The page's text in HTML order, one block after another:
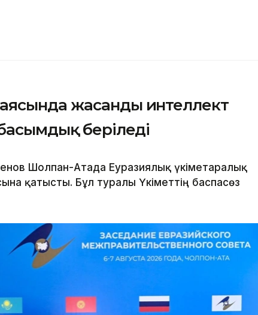
жасанды интеллект
беріледі
Шолпан-Атада Еуразиялық үкіметаралық
қатысты. Бұл туралы Үкіметтің баспасөз